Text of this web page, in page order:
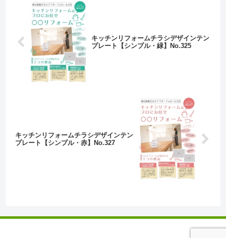
キッチンリフォームチラシデザインテン
プレート【シンプル・緑】No.325
キッチンリフォームチラシデザインテン
プレート【シンプル・赤】No.327